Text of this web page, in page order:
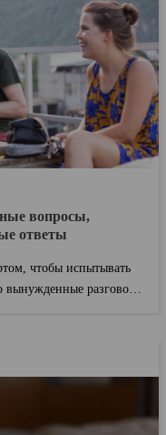
вопросы,
ответы
чтобы испытывать
вынужденные разговоры